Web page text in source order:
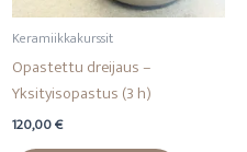
Keramiikkakurssit
Opastettu dreijaus –
Yksityisopastus (3 h)
120,00€